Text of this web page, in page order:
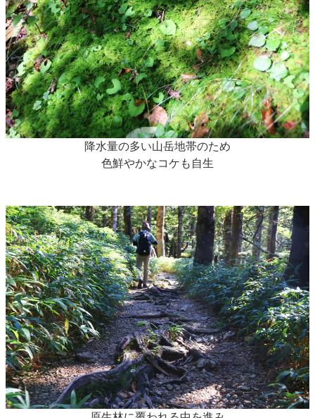
降水量の多い山岳地帯のため
色鮮やかなコケも自生